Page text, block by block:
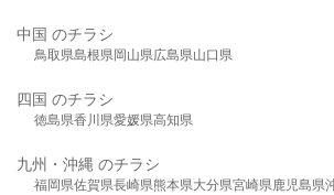
中国 のチラシ
鳥取県島根県岡山県広島県山口県
四国 のチラシ
徳島県香川県愛媛県高知県
九州・沖縄 のチラシ
福岡県佐賀県長崎県熊本県大分県宮崎県鹿児島県